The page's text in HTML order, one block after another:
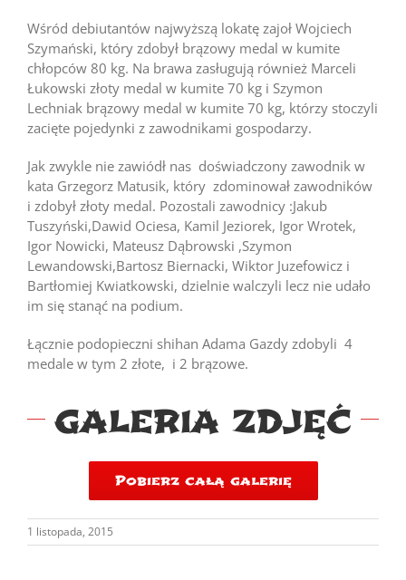
Wśród debiutantów najwyższą lokatę zajoł Wojciech
Szymański, który zdobył brązowy medal w kumite
chłopców 80 kg. Na brawa zasługują również Marceli
Łukowski złoty medal w kumite 70 kg i Szymon
Lechniak brązowy medal w kumite 70 kg, którzy stoczyli
zacięte pojedynki z zawodnikami gospodarzy.
Jak zwykle nie zawiódł nas doświadczony zawodnik w
kata Grzegorz Matusik, który zdominował zawodników
i zdobył złoty medal. Pozostali zawodnicy :Jakub
Tuszyński,Dawid Ociesa, Kamil Jeziorek, Igor Wrotek,
Igor Nowicki, Mateusz Dąbrowski ,Szymon
Lewandowski,Bartosz Biernacki, Wiktor Juzefowicz i
Bartłomiej Kwiatkowski, dzielnie walczyli lecz nie udało
im się stanąć na podium.
Łącznie podopieczni shihan Adama Gazdy zdobyli 4
medale w tym 2 złote, i 2 brązowe.
GALERIA ZDJĘĆ
Pobierz całą galerię
1 listopada, 2015